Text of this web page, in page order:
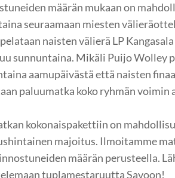
määrän mukaan on
seuraamaan miesten
naisten välierä LP
sunnuntaina. Mikäli Puijo Wolley
aamupäivästä että naisten
paluumatka koko ryhmän voimin
kokonaispakettiin on
majoitus. Ilmoitamme
määrän perusteella.
tuplamestaruutta Savoon!